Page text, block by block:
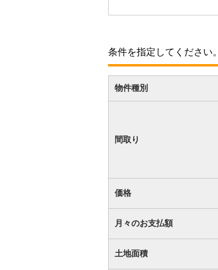
条件を指定してください。
物件種別
間取り
価格
月々のお支払額
土地面積